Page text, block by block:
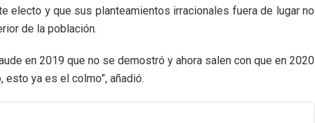
electo y que sus planteamientos irracionales fuera de lugar no
de la población.
en 2019 que no se demostró y ahora salen con que en 2020
ya es el colmo”, añadió.